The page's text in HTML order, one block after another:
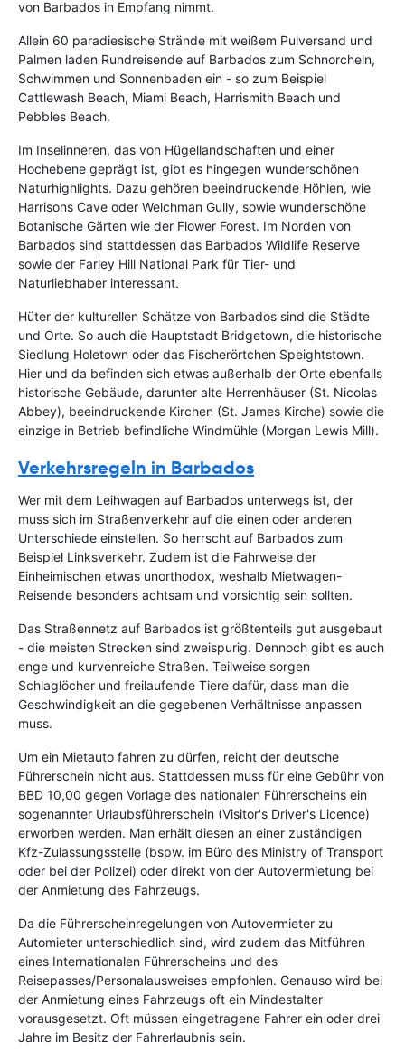
von Barbados in Empfang nimmt.
Allein 60 paradiesische Strände mit weißem Pulversand und
Palmen laden Rundreisende auf Barbados zum Schnorcheln,
Schwimmen und Sonnenbaden ein - so zum Beispiel
Cattlewash Beach, Miami Beach, Harrismith Beach und
Pebbles Beach.
Im Inselinneren, das von Hügellandschaften und einer
Hochebene geprägt ist, gibt es hingegen wunderschönen
Naturhighlights. Dazu gehören beeindruckende Höhlen, wie
Harrisons Cave oder Welchman Gully, sowie wunderschöne
Botanische Gärten wie der Flower Forest. Im Norden von
Barbados sind stattdessen das Barbados Wildlife Reserve
sowie der Farley Hill National Park für Tier- und
Naturliebhaber interessant.
Hüter der kulturellen Schätze von Barbados sind die Städte
und Orte. So auch die Hauptstadt Bridgetown, die historische
Siedlung Holetown oder das Fischerörtchen Speightstown.
Hier und da befinden sich etwas außerhalb der Orte ebenfalls
historische Gebäude, darunter alte Herrenhäuser (St. Nicolas
Abbey), beeindruckende Kirchen (St. James Kirche) sowie die
einzige in Betrieb befindliche Windmühle (Morgan Lewis Mill).
Verkehrsregeln in Barbados
Wer mit dem Leihwagen auf Barbados unterwegs ist, der
muss sich im Straßenverkehr auf die einen oder anderen
Unterschiede einstellen. So herrscht auf Barbados zum
Beispiel Linksverkehr. Zudem ist die Fahrweise der
Einheimischen etwas unorthodox, weshalb Mietwagen-
Reisende besonders achtsam und vorsichtig sein sollten.
Das Straßennetz auf Barbados ist größtenteils gut ausgebaut
- die meisten Strecken sind zweispurig. Dennoch gibt es auch
enge und kurvenreiche Straßen. Teilweise sorgen
Schlaglöcher und freilaufende Tiere dafür, dass man die
Geschwindigkeit an die gegebenen Verhältnisse anpassen
muss.
Um ein Mietauto fahren zu dürfen, reicht der deutsche
Führerschein nicht aus. Stattdessen muss für eine Gebühr von
BBD 10,00 gegen Vorlage des nationalen Führerscheins ein
sogenannter Urlaubsführerschein (Visitor's Driver's Licence)
erworben werden. Man erhält diesen an einer zuständigen
Kfz-Zulassungsstelle (bspw. im Büro des Ministry of Transport
oder bei der Polizei) oder direkt von der Autovermietung bei
der Anmietung des Fahrzeugs.
Da die Führerscheinregelungen von Autovermieter zu
Automieter unterschiedlich sind, wird zudem das Mitführen
eines Internationalen Führerscheins und des
Reisepasses/Personalausweises empfohlen. Genauso wird bei
der Anmietung eines Fahrzeugs oft ein Mindestalter
vorausgesetzt. Oft müssen eingetragene Fahrer ein oder drei
Jahre im Besitz der Fahrerlaubnis sein.